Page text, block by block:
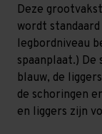
Deze
wordt
legbordniveau
spaanplaat.)
blauw, de
de schoringen
en liggers zijn